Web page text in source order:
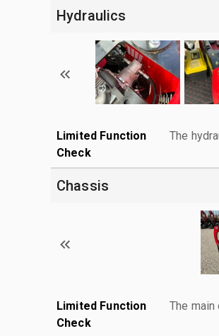
Hydraulics
Limited Function
Check
The
Chassis
Limited Function
Check
The